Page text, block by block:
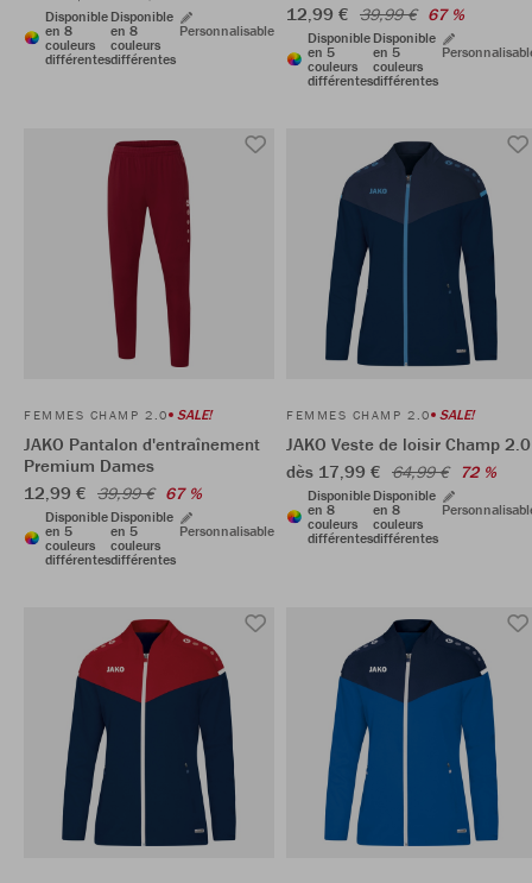
Disponible
en 8
couleurs
différentes
Disponible
en 8
couleurs
différentes
Personnalisable
12,99 € 39,99 € 67 %
Disponible
en 5
couleurs
différentes
Disponible
en 5
couleurs
différentes
FEMMES CHAMP 2.0 SALE!
JAKO Pantalon d'entraînement
Premium Dames
12,99 € 39,99 € 67 %
Disponible
en 5
couleurs
différentes
Disponible
en 5
couleurs
différentes
Personnalisable
FEMMES CHAMP 2.0 SALE!
JAKO Veste de loisir Champ 2.0
dès 17,99 € 64,99 € 72 %
Disponible
en 8
couleurs
différentes
Disponible
en 8
couleurs
différentes